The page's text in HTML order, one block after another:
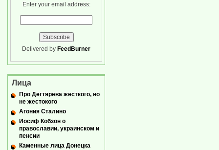
Enter your email address:
Delivered by FeedBurner
Лица
Про Дегтярева жесткого, но
не жестокого
Агония Сталино
Иосиф Кобзон о
православии, украинском и
пенсии
Каменные лица Донецка